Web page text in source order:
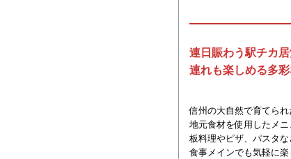
連日賑わう駅チカ
連れも楽しめる多
信州の大自然で育てら
地元食材を使用したメ
板料理やピザ、パスタ
食事メインでも気軽に